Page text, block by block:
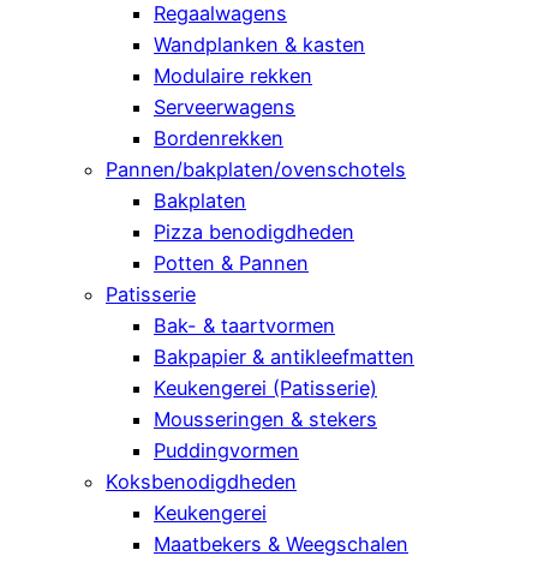
Regaalwagens
Wandplanken & kasten
Modulaire rekken
Serveerwagens
Bordenrekken
Pannen/bakplaten/ovenschotels
Bakplaten
Pizza benodigdheden
Potten & Pannen
Patisserie
Bak- & taartvormen
Bakpapier & antikleefmatten
Keukengerei (Patisserie)
Mousseringen & stekers
Puddingvormen
Koksbenodigdheden
Keukengerei
Maatbekers & Weegschalen